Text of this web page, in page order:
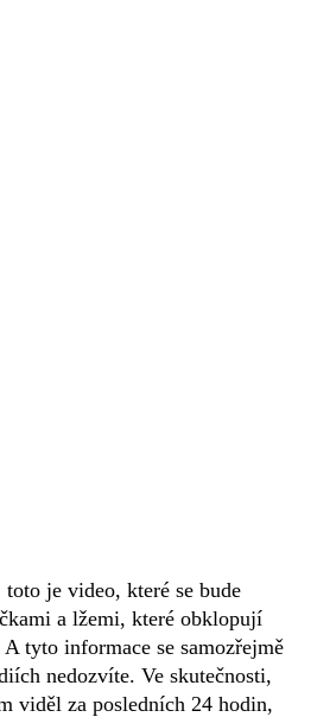
je video, které se bude
a lžemi, které obklopují
tyto informace se samozřejmě
nedozvíte. Ve skutečnosti,
viděl za posledních 24 hodin,